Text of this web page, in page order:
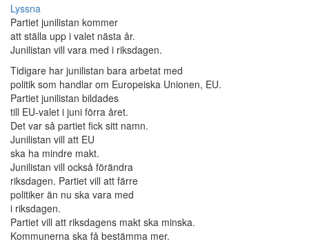
Lyssna
Partiet junilistan kommer
att ställa upp i valet nästa år.
Junilistan vill vara med i riksdagen.
Tidigare har junilistan bara arbetat med
politik som handlar om Europeiska Unionen, EU.
Partiet junilistan bildades
till EU-valet i juni förra året.
Det var så partiet fick sitt namn.
Junilistan vill att EU
ska ha mindre makt.
Junilistan vill också förändra
riksdagen. Partiet vill att färre
politiker än nu ska vara med
i riksdagen.
Partiet vill att riksdagens makt ska minska.
Kommunerna ska få bestämma mer.